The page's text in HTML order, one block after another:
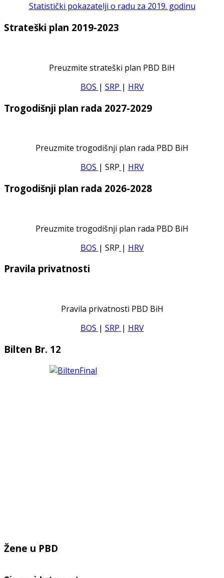
Statistički pokazatelji o radu za 2019. godinu
Strateški plan 2019-2023
Preuzmite strateški plan PBD BiH
BOS | SRP | HRV
Trogodišnji plan rada 2027-2029
Preuzmite trogodišnji plan rada PBD BiH
BOS | SRP | HRV
Trogodišnji plan rada 2026-2028
Preuzmite trogodišnji plan rada PBD BiH
BOS | SRP | HRV
Pravila privatnosti
Pravila privatnosti PBD BiH
BOS | SRP | HRV
Bilten Br. 12
Žene u PBD